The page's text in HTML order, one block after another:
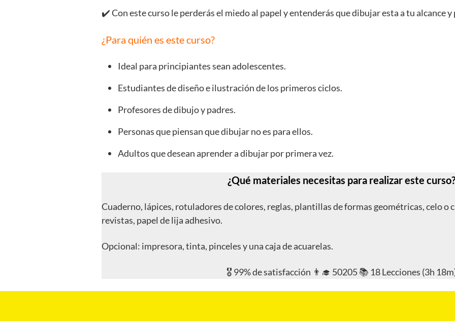
✔️ Con este curso le perderás el miedo al papel y entenderás que dibujar esta a tu alcance y
¿Para quién es este curso?
Ideal para principiantes sean adolescentes.
Estudiantes de diseño e ilustración de los primeros ciclos.
Profesores de dibujo y padres.
Personas que piensan que dibujar no es para ellos.
Adultos que desean aprender a dibujar por primera vez.
¿Qué materiales necesitas para realizar este curso?
Cuaderno, lápices, rotuladores de colores, reglas, plantillas de formas geométricas, celo o
revistas, papel de lija adhesivo.
Opcional: impresora, tinta, pinceles y una caja de acuarelas.
🎖️ 99% de satisfacción 👨‍🎓 50205 📚 18 Lecciones (3h